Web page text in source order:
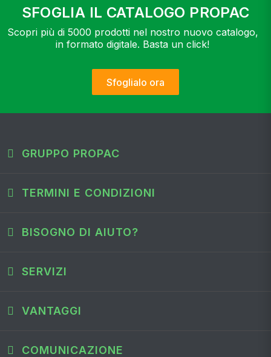
SFOGLIA IL CATALOGO PROPAC
Scopri più di 5000 prodotti nel nostro nuovo catalogo,
in formato digitale. Basta un click!
Sfoglialo ora
GRUPPO PROPAC
TERMINI E CONDIZIONI
BISOGNO DI AIUTO?
SERVIZI
VANTAGGI
COMUNICAZIONE